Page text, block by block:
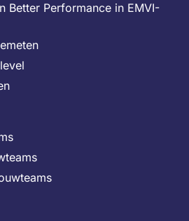
Better Performance in EMVI-